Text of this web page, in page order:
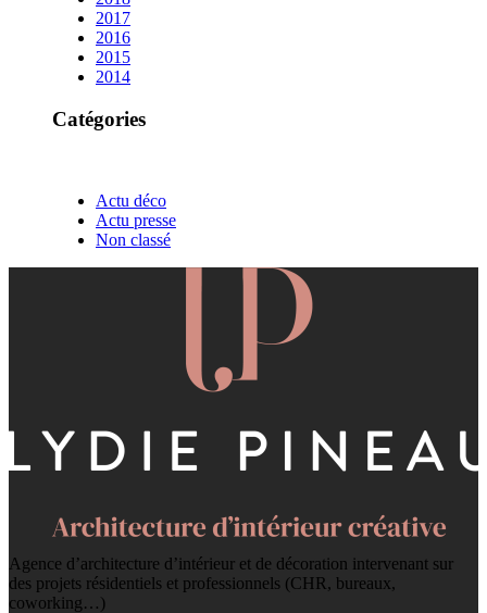
2017
2016
2015
2014
Catégories
Actu déco
Actu presse
Non classé
Agence d’architecture d’intérieur et de décoration intervenant sur
des projets résidentiels et professionnels (CHR, bureaux,
coworking…)